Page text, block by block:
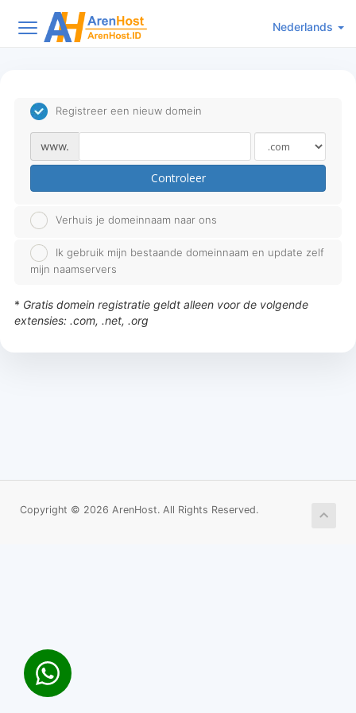
Nederlands
Registreer een nieuw domein
www.
Controleer
Verhuis je domeinnaam naar ons
Ik gebruik mijn bestaande domeinnaam en update zelf
mijn naamservers
* Gratis domein registratie geldt alleen voor de volgende
extensies: .com, .net, .org
Copyright © 2026 ArenHost. All Rights Reserved.